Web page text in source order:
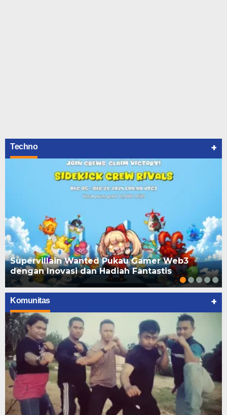
Techno +
Supervillain Wanted Pukau Gamer Web3
dengan Inovasi dan Hadiah Fantastis
Komunitas +